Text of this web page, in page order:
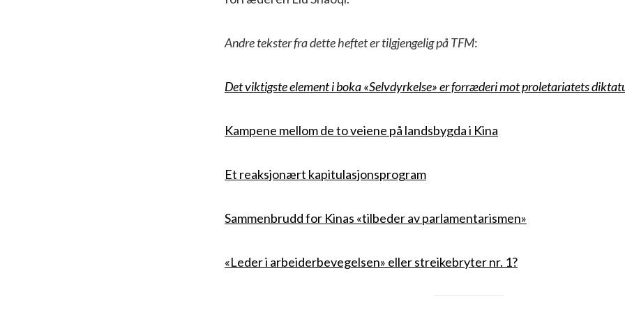
Andre tekster fra dette heftet er tilgjengelig på TFM:
Det viktigste element i boka «Selvdyrkelse» er forræderi mot proletariatets
Kampene mellom de to veiene på landsbygda i Kina
Et reaksjonært kapitulasjonsprogram
Sammenbrudd for Kinas «tilbeder av parlamentarismen»
«Leder i arbeiderbevegelsen» eller streikebryter nr. 1?